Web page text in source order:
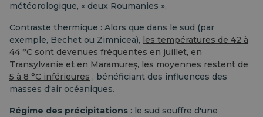
météorologique, « deux Roumanies ».
Contraste thermique : Alors que dans le sud (par
exemple, Bechet ou Zimnicea), les températures de 42 à
44 °C sont devenues fréquentes en juillet, en
Transylvanie et en Maramureș, les moyennes restent de
5 à 8 °C inférieures , bénéficiant des influences des
masses d'air océaniques.
Régime des précipitations : le sud souffre d'une